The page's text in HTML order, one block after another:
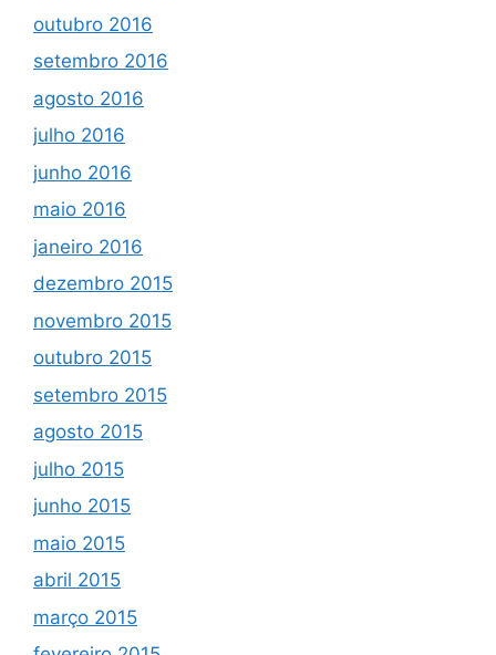
outubro 2016
setembro 2016
agosto 2016
julho 2016
junho 2016
maio 2016
janeiro 2016
dezembro 2015
novembro 2015
outubro 2015
setembro 2015
agosto 2015
julho 2015
junho 2015
maio 2015
abril 2015
março 2015